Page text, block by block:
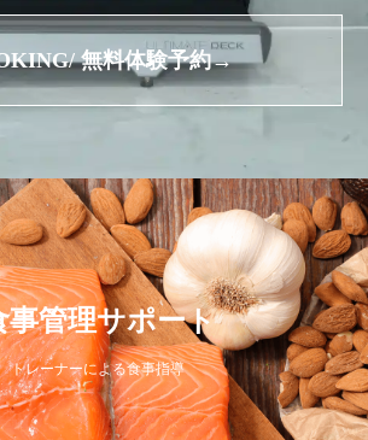
無料体験予約→
事管理サポート
トレーナーによる食事指導